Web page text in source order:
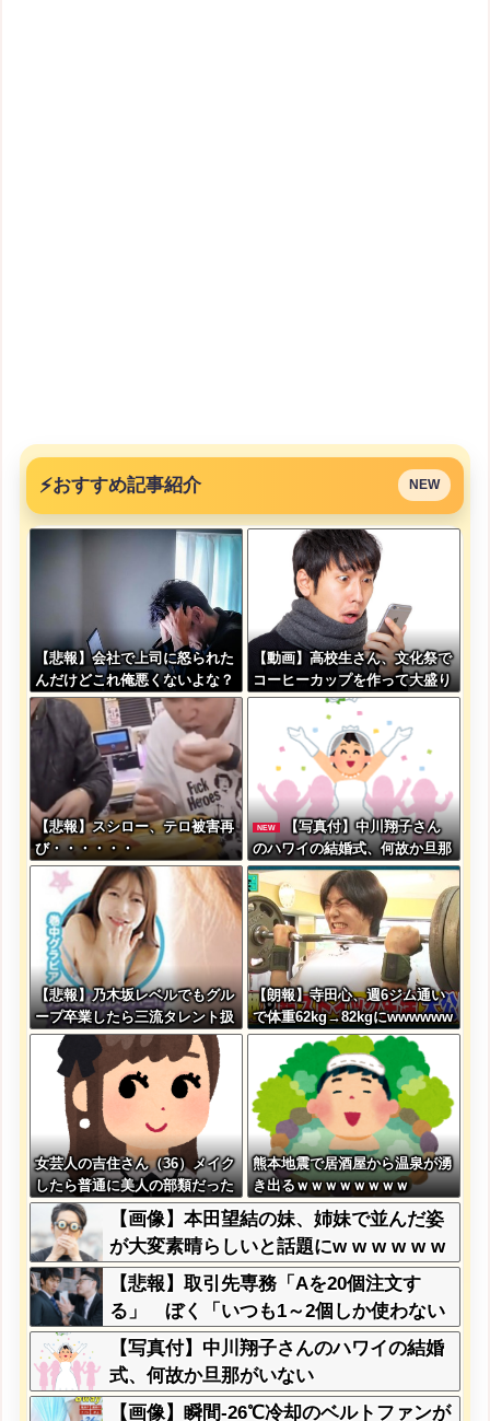
⚡おすすめ記事紹介 NEW
【悲報】会社で上司に怒られた
んだけどこれ俺悪くないよな？
【動画】高校生さん、文化祭で
コーヒーカップを作って大盛り
あがり←なんかどっかで見たこ
とあると話題に
【悲報】スシロー、テロ被害再
び・・・・・・
NEW
【写真付】中川翔子さん
のハワイの結婚式、何故か旦那
がいない
【悲報】乃木坂レベルでもグル
ープ卒業したら三流タレント扱
いになる模様・・・
【朗報】寺田心、週6ジム通い
で体重62kg→82kgにwwwwww
ww
女芸人の吉住さん（36）メイク
したら普通に美人の部類だった
と判明ｗｗｗｗｗｗｗｗｗ
熊本地震で居酒屋から温泉が湧
き出るｗｗｗｗｗｗｗｗ
【画像】本田望結の妹、姉妹で並んだ姿
が大変素晴らしいと話題にw w w w w w
w【悲報】取引先専務「Aを20個注文す
る」 ぼく「いつも1～2個しか使わない
けど本当に20であってる？」 取専「あ
ってる」→結果『こう』なったんだがコ
レワイが悪いんか？？？？？？？？
【写真付】中川翔子さんのハワイの結婚
式、何故か旦那がいない
【画像】瞬間-26℃冷却のベルトファンが